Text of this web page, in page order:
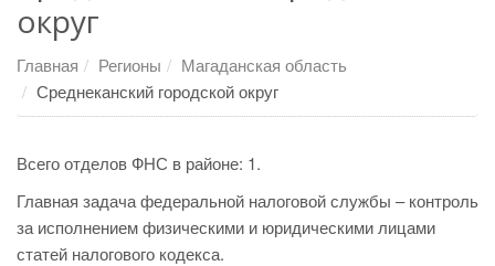
округ
Главная Регионы
Магаданская область
Среднеканский городской округ
Всего отделов ФНС в районе: 1.
Главная задача федеральной налоговой службы – контроль
за исполнением физическими и юридическими лицами
статей налогового кодекса.